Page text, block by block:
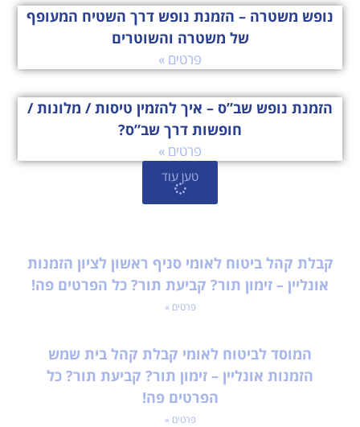
נופש משטרה – הזמנת נופש דרך השטיח המעופף
של משטרה והשוטרים
פרטים »
הזמנת נופש שב”ס – איך להזמין טיסות / מלונות /
חופשות דרך שב”ס?
פרטים »
טען עוד
קבלת קהל ביטוח לאומי סניף ראשון לציון הזמנות
אונליין – זימון תור? קביעת תור? כל הפרטים פה!
פרטים »
המוסד לביטוח לאומי קבלת קהל בית שמש
הזמנות אונליין – זימון תור? קביעת תור? כל
הפרטים פה!
פרטים »